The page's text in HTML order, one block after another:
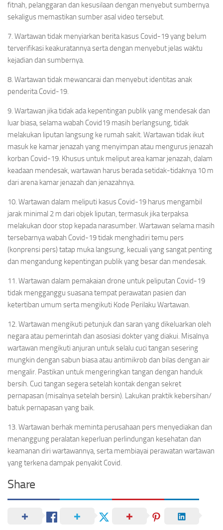
fitnah, pelanggaran dan kesusilaan dengan menyebut sumbernya
sekaligus memastikan sumber asal video tersebut.
7. Wartawan tidak menyiarkan berita kasus Covid-19 yang belum
terverifikasi keakuratannya serta dengan menyebut jelas waktu
kejadian dan sumbernya.
8. Wartawan tidak mewancarai dan menyebut identitas anak
penderita Covid-19.
9. Wartawan jika tidak ada kepentingan publik yang mendesak dan
luar biasa, selama wabah Covid19 masih berlangsung, tidak
melakukan liputan langsung ke rumah sakit. Wartawan tidak ikut
masuk ke kamar jenazah yang menyimpan atau mengurus jenazah
korban Covid-19. Khusus untuk meliput area kamar jenazah, dalam
keadaan mendesak, wartawan harus berada setidak-tidaknya 10 m
dari arena kamar jenazah dan jenazahnya.
10. Wartawan dalam meliputi kasus Covid-19 harus mengambil
jarak minimal 2 m dari objek liputan, termasuk jika terpaksa
melakukan door stop kepada narasumber. Wartawan selama masih
tersebarnya wabah Covid-19 tidak menghadiri temu pers
(konprensi pers) tatap muka langsung, kecuali yang sangat penting
dan mengandung kepentingan publik yang besar dan mendesak.
11. Wartawan dalam pemakaian drone untuk peliputan Covid-19
tidak mengganggu suasana tempat perawatan pasien dan
ketertiban umum serta mengikuti Kode Perilaku Wartawan.
12. Wartawan mengikuti petunjuk dan saran yang dikeluarkan oleh
negara atau pemerintah dan asosiasi dokter yang diakui. Misalnya
wartawan mengikuti anjuran untuk selalu cuci tangan sesering
mungkin dengan sabun biasa atau antimikrob dan bilas dengan air
mengalir. Pastikan untuk mengeringkan tangan dengan handuk
bersih. Cuci tangan segera setelah kontak dengan sekret
pernapasan (misalnya setelah bersin). Lakukan praktik kebersihan/
batuk pernapasan yang baik.
13. Wartawan berhak meminta perusahaan pers menyediakan dan
menanggung peralatan keperluan perlindungan kesehatan dan
keamanan diri wartawannya, serta membiayai perawatan wartawan
yang terkena dampak penyakit Covid.
Share